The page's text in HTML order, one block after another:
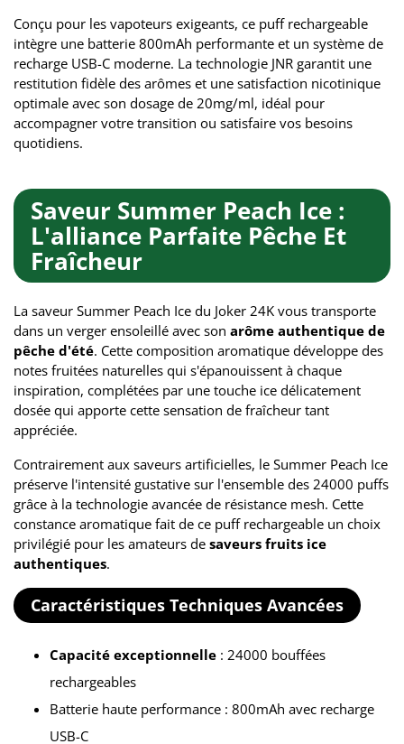
Conçu pour les vapoteurs exigeants, ce puff rechargeable
intègre une batterie 800mAh performante et un système de
recharge USB-C moderne. La technologie JNR garantit une
restitution fidèle des arômes et une satisfaction nicotinique
optimale avec son dosage de 20mg/ml, idéal pour
accompagner votre transition ou satisfaire vos besoins
quotidiens.
Saveur Summer Peach Ice :
L'alliance Parfaite Pêche Et
Fraîcheur
La saveur Summer Peach Ice du Joker 24K vous transporte
dans un verger ensoleillé avec son arôme authentique de
pêche d'été. Cette composition aromatique développe des
notes fruitées naturelles qui s'épanouissent à chaque
inspiration, complétées par une touche ice délicatement
dosée qui apporte cette sensation de fraîcheur tant
appréciée.
Contrairement aux saveurs artificielles, le Summer Peach Ice
préserve l'intensité gustative sur l'ensemble des 24000 puffs
grâce à la technologie avancée de résistance mesh. Cette
constance aromatique fait de ce puff rechargeable un choix
privilégié pour les amateurs de saveurs fruits ice
authentiques.
Caractéristiques Techniques Avancées
Capacité exceptionnelle : 24000 bouffées
rechargeables
Batterie haute performance : 800mAh avec recharge
USB-C